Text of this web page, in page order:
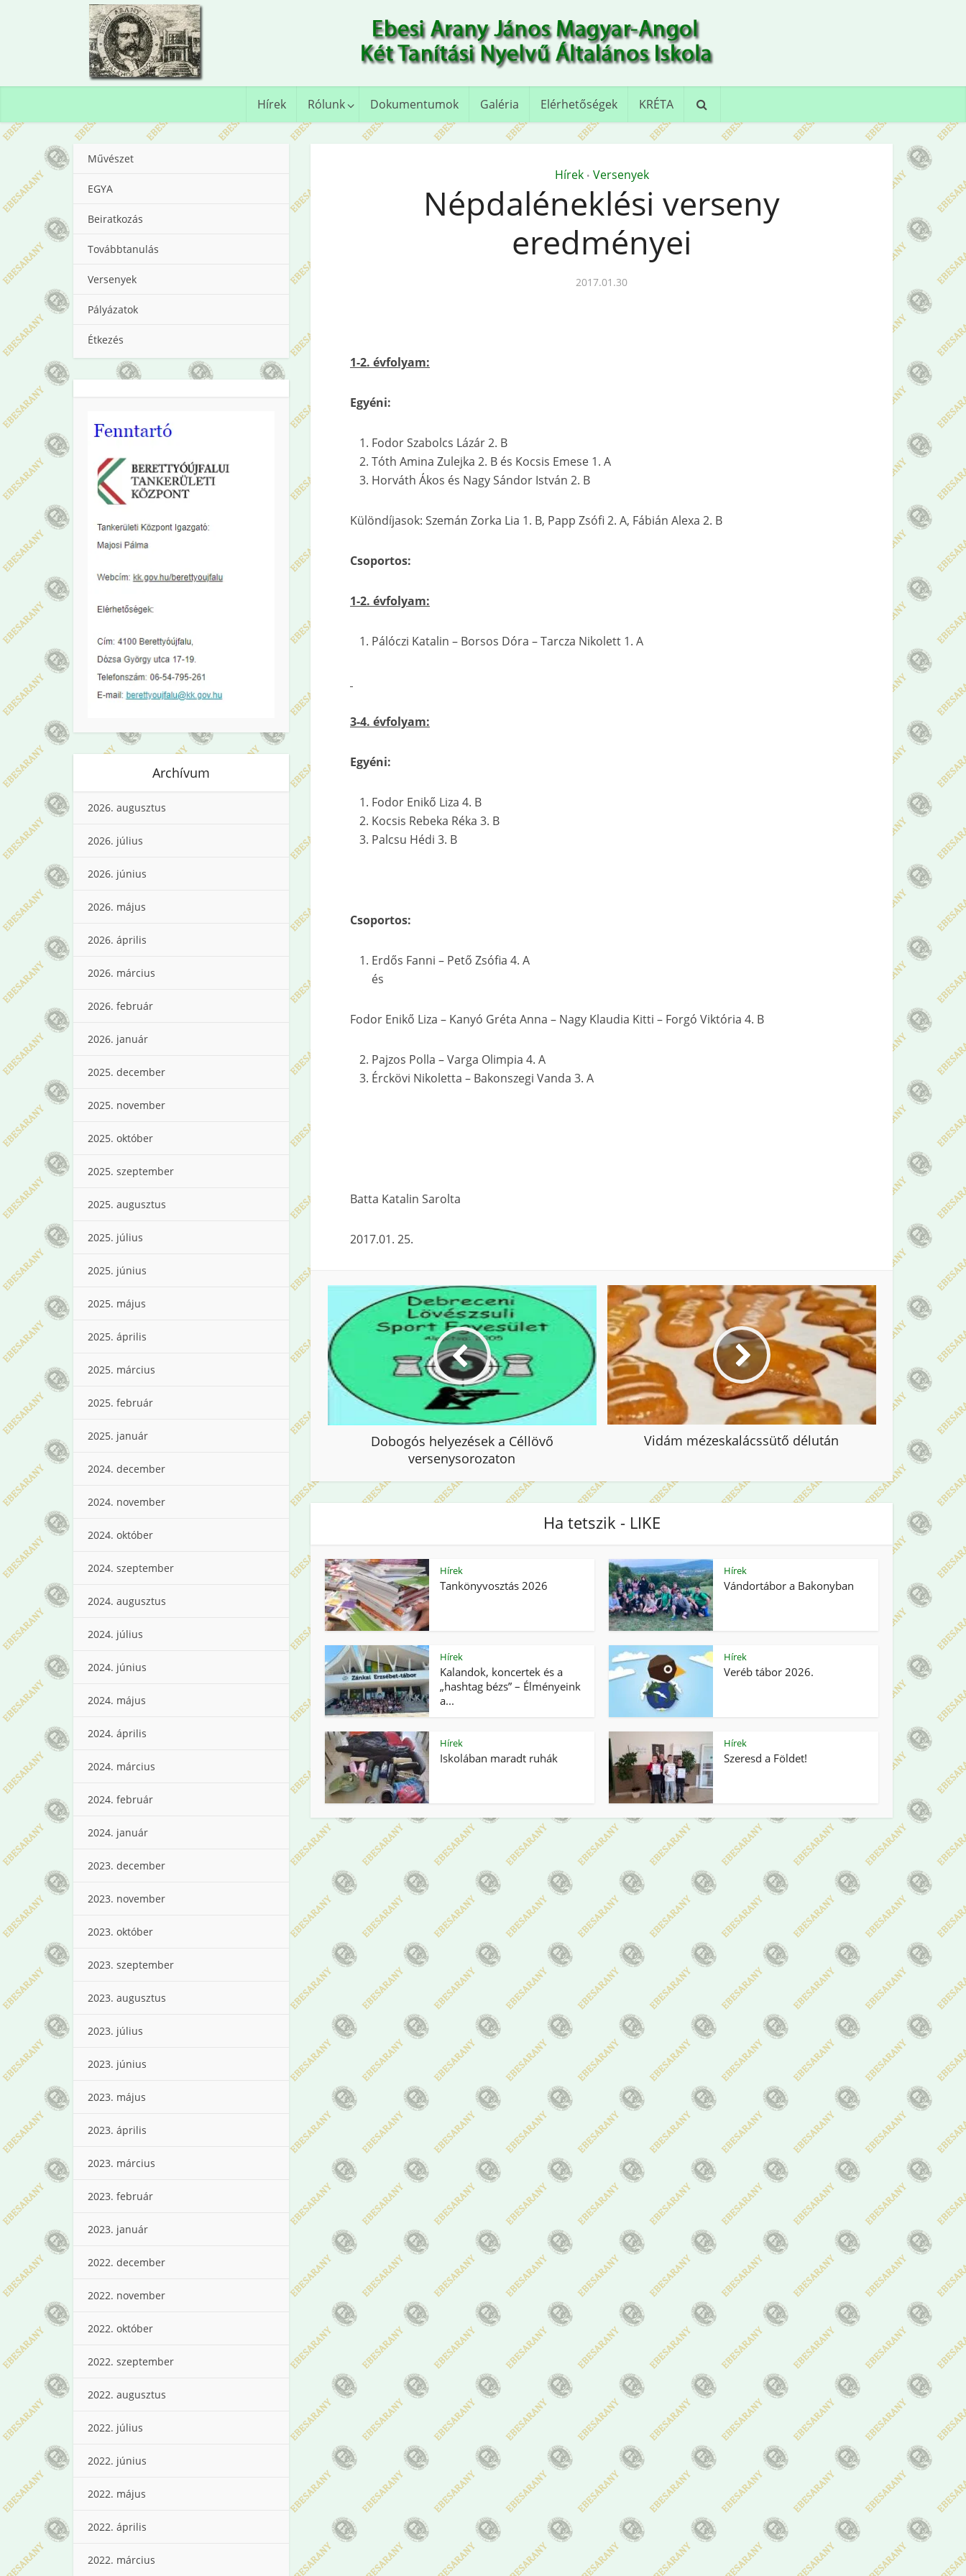
Hírek Rólunk Dokumentumok Galéria Elérhetőségek KRÉTA
Művészet
EGYA
Beiratkozás
Továbbtanulás
Versenyek
Pályázatok
Étkezés
Archívum
2026. augusztus
2026. július
2026. június
2026. május
2026. április
2026. március
2026. február
2026. január
2025. december
2025. november
2025. október
2025. szeptember
2025. augusztus
2025. július
2025. június
2025. május
2025. április
2025. március
2025. február
2025. január
2024. december
2024. november
2024. október
2024. szeptember
2024. augusztus
2024. július
2024. június
2024. május
2024. április
2024. március
2024. február
2024. január
2023. december
2023. november
2023. október
2023. szeptember
2023. augusztus
2023. július
2023. június
2023. május
2023. április
2023. március
2023. február
2023. január
2022. december
2022. november
2022. október
2022. szeptember
2022. augusztus
2022. július
2022. június
2022. május
2022. április
2022. március
Hírek • Versenyek
Népdaléneklési verseny
eredményei
2017.01.30
1-2. évfolyam:
Egyéni:
Fodor Szabolcs Lázár 2. B
Tóth Amina Zulejka 2. B és Kocsis Emese 1. A
Horváth Ákos és Nagy Sándor István 2. B
Különdíjasok: Szemán Zorka Lia 1. B, Papp Zsófi 2. A, Fábián Alexa 2. B
Csoportos:
1-2. évfolyam:
Pálóczi Katalin – Borsos Dóra – Tarcza Nikolett 1. A
3-4. évfolyam:
Egyéni:
Fodor Enikő Liza 4. B
Kocsis Rebeka Réka 3. B
Palcsu Hédi 3. B
Csoportos:
Erdős Fanni – Pető Zsófia 4. A
és
Fodor Enikő Liza – Kanyó Gréta Anna – Nagy Klaudia Kitti – Forgó Viktória 4. B
Pajzos Polla – Varga Olimpia 4. A
Érckövi Nikoletta – Bakonszegi Vanda 3. A
Batta Katalin Sarolta
2017.01. 25.
Dobogós helyezések a Céllövő
versenysorozaton
Vidám mézeskalácssütő délután
Ha tetszik - LIKE
Hírek
Tankönyvosztás 2026
Hírek
Vándortábor a Bakonyban
Hírek
Kalandok, koncertek és a
„hashtag bézs” – Élményeink
a...
Hírek
Veréb tábor 2026.
Hírek
Iskolában maradt ruhák
Hírek
Szeresd a Földet!